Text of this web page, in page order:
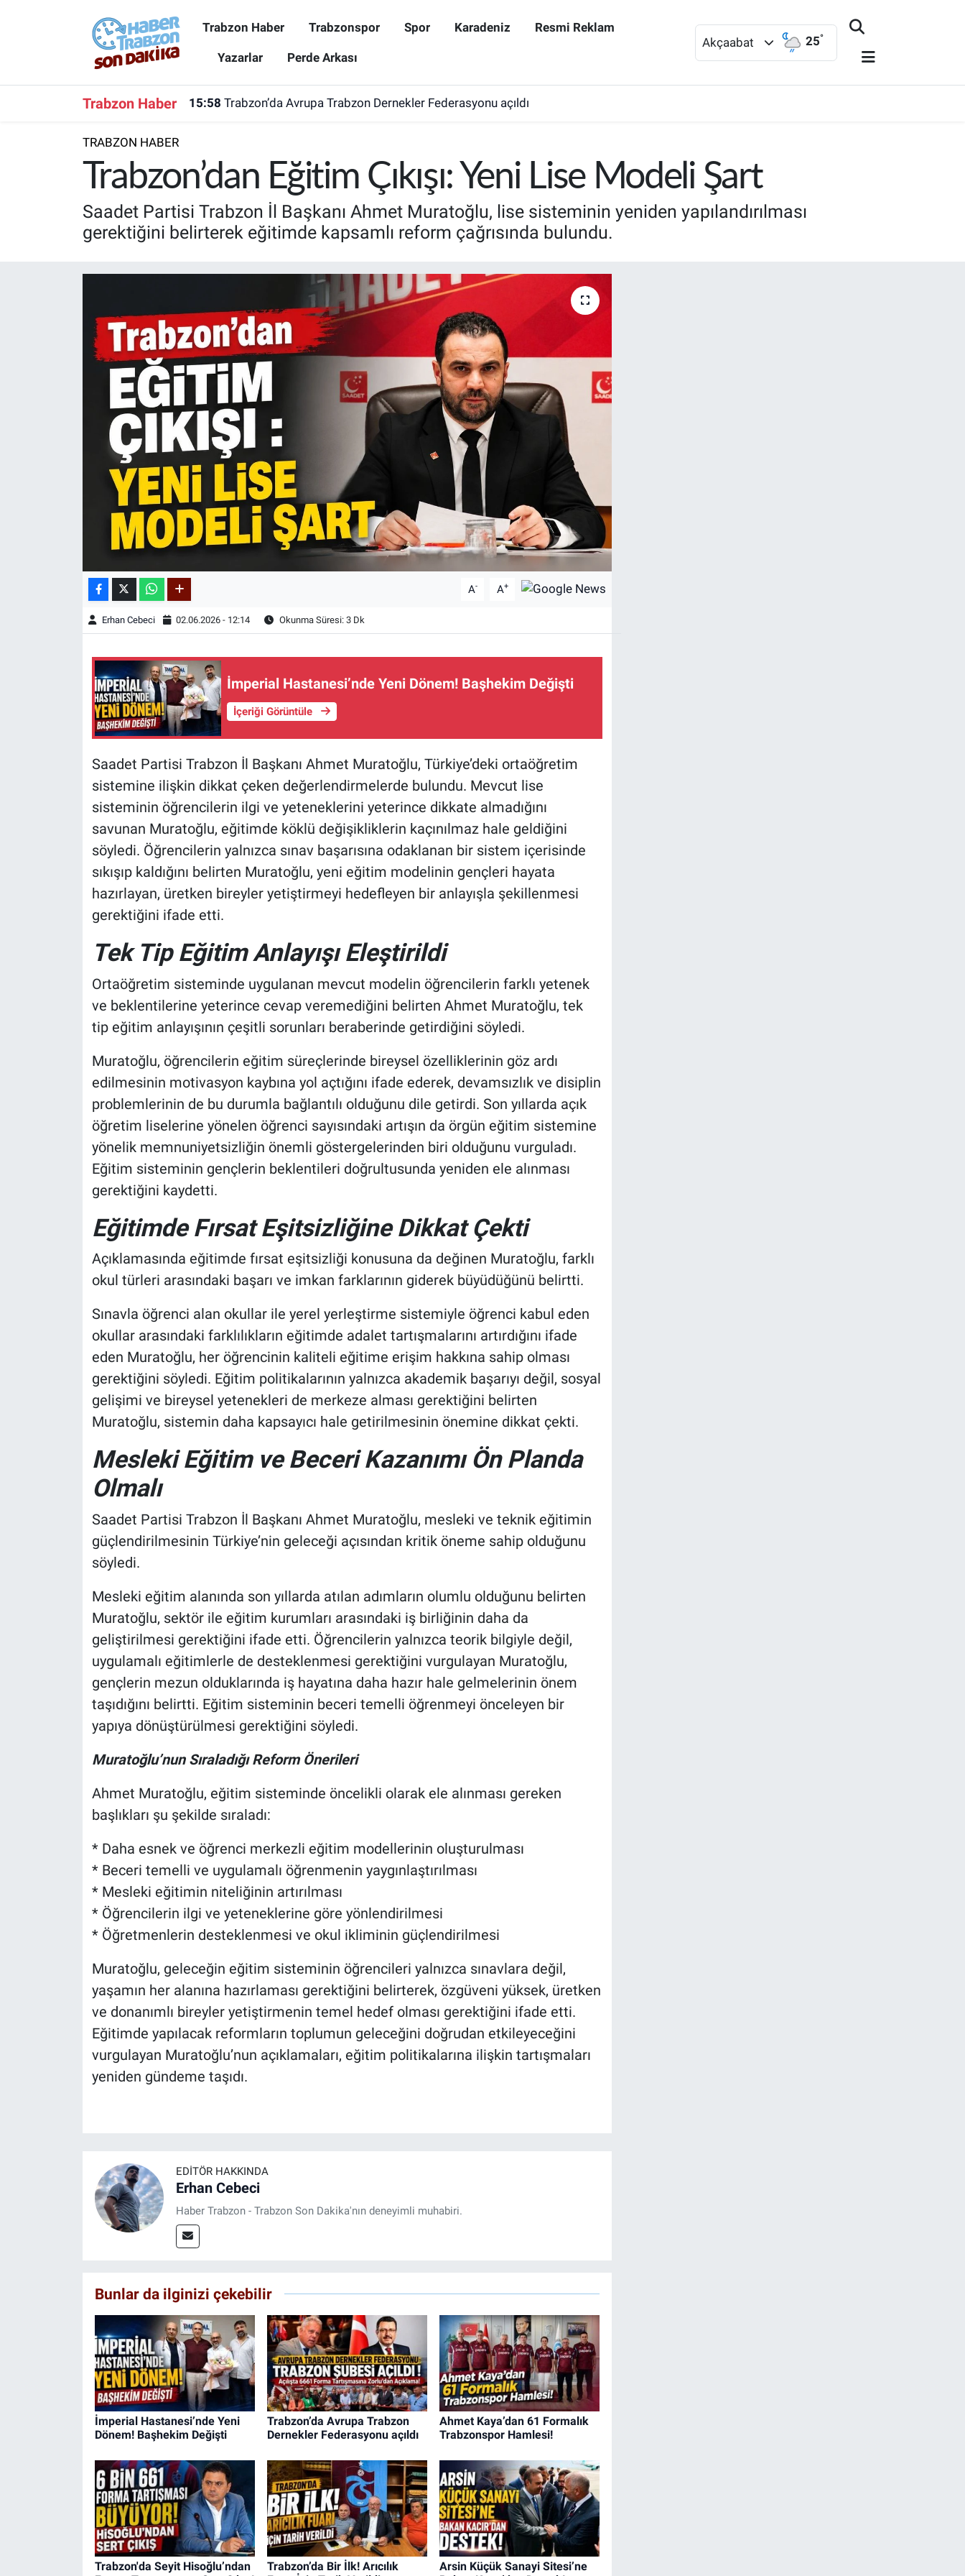
Trabzon Haber Trabzonspor Spor Karadeniz Resmi Reklam
Yazarlar Perde Arkası
Akçaabat 25°
Trabzon Haber 15:58 Trabzon’da Avrupa Trabzon Dernekler Federasyonu açıldı
TRABZON HABER
Trabzon’dan Eğitim Çıkışı: Yeni Lise Modeli Şart
Saadet Partisi Trabzon İl Başkanı Ahmet Muratoğlu, lise sisteminin yeniden yapılandırılması
gerektiğini belirterek eğitimde kapsamlı reform çağrısında bulundu.
A- A+
Erhan Cebeci 02.06.2026 - 12:14 Okunma Süresi: 3 Dk
İmperial Hastanesi’nde Yeni Dönem! Başhekim Değişti
İçeriği Görüntüle
Saadet Partisi Trabzon İl Başkanı Ahmet Muratoğlu, Türkiye’deki ortaöğretim
sistemine ilişkin dikkat çeken değerlendirmelerde bulundu. Mevcut lise
sisteminin öğrencilerin ilgi ve yeteneklerini yeterince dikkate almadığını
savunan Muratoğlu, eğitimde köklü değişikliklerin kaçınılmaz hale geldiğini
söyledi. Öğrencilerin yalnızca sınav başarısına odaklanan bir sistem içerisinde
sıkışıp kaldığını belirten Muratoğlu, yeni eğitim modelinin gençleri hayata
hazırlayan, üretken bireyler yetiştirmeyi hedefleyen bir anlayışla şekillenmesi
gerektiğini ifade etti.
Tek Tip Eğitim Anlayışı Eleştirildi
Ortaöğretim sisteminde uygulanan mevcut modelin öğrencilerin farklı yetenek
ve beklentilerine yeterince cevap veremediğini belirten Ahmet Muratoğlu, tek
tip eğitim anlayışının çeşitli sorunları beraberinde getirdiğini söyledi.
Muratoğlu, öğrencilerin eğitim süreçlerinde bireysel özelliklerinin göz ardı
edilmesinin motivasyon kaybına yol açtığını ifade ederek, devamsızlık ve disiplin
problemlerinin de bu durumla bağlantılı olduğunu dile getirdi. Son yıllarda açık
öğretim liselerine yönelen öğrenci sayısındaki artışın da örgün eğitim sistemine
yönelik memnuniyetsizliğin önemli göstergelerinden biri olduğunu vurguladı.
Eğitim sisteminin gençlerin beklentileri doğrultusunda yeniden ele alınması
gerektiğini kaydetti.
Eğitimde Fırsat Eşitsizliğine Dikkat Çekti
Açıklamasında eğitimde fırsat eşitsizliği konusuna da değinen Muratoğlu, farklı
okul türleri arasındaki başarı ve imkan farklarının giderek büyüdüğünü belirtti.
Sınavla öğrenci alan okullar ile yerel yerleştirme sistemiyle öğrenci kabul eden
okullar arasındaki farklılıkların eğitimde adalet tartışmalarını artırdığını ifade
eden Muratoğlu, her öğrencinin kaliteli eğitime erişim hakkına sahip olması
gerektiğini söyledi. Eğitim politikalarının yalnızca akademik başarıyı değil, sosyal
gelişimi ve bireysel yetenekleri de merkeze alması gerektiğini belirten
Muratoğlu, sistemin daha kapsayıcı hale getirilmesinin önemine dikkat çekti.
Mesleki Eğitim ve Beceri Kazanımı Ön Planda
Olmalı
Saadet Partisi Trabzon İl Başkanı Ahmet Muratoğlu, mesleki ve teknik eğitimin
güçlendirilmesinin Türkiye’nin geleceği açısından kritik öneme sahip olduğunu
söyledi.
Mesleki eğitim alanında son yıllarda atılan adımların olumlu olduğunu belirten
Muratoğlu, sektör ile eğitim kurumları arasındaki iş birliğinin daha da
geliştirilmesi gerektiğini ifade etti. Öğrencilerin yalnızca teorik bilgiyle değil,
uygulamalı eğitimlerle de desteklenmesi gerektiğini vurgulayan Muratoğlu,
gençlerin mezun olduklarında iş hayatına daha hazır hale gelmelerinin önem
taşıdığını belirtti. Eğitim sisteminin beceri temelli öğrenmeyi önceleyen bir
yapıya dönüştürülmesi gerektiğini söyledi.
Muratoğlu’nun Sıraladığı Reform Önerileri
Ahmet Muratoğlu, eğitim sisteminde öncelikli olarak ele alınması gereken
başlıkları şu şekilde sıraladı:
* Daha esnek ve öğrenci merkezli eğitim modellerinin oluşturulması
* Beceri temelli ve uygulamalı öğrenmenin yaygınlaştırılması
* Mesleki eğitimin niteliğinin artırılması
* Öğrencilerin ilgi ve yeteneklerine göre yönlendirilmesi
* Öğretmenlerin desteklenmesi ve okul ikliminin güçlendirilmesi
Muratoğlu, geleceğin eğitim sisteminin öğrencileri yalnızca sınavlara değil,
yaşamın her alanına hazırlaması gerektiğini belirterek, özgüveni yüksek, üretken
ve donanımlı bireyler yetiştirmenin temel hedef olması gerektiğini ifade etti.
Eğitimde yapılacak reformların toplumun geleceğini doğrudan etkileyeceğini
vurgulayan Muratoğlu’nun açıklamaları, eğitim politikalarına ilişkin tartışmaları
yeniden gündeme taşıdı.
EDITÖR HAKKINDA
Erhan Cebeci
Haber Trabzon - Trabzon Son Dakika'nın deneyimli muhabiri.
Bunlar da ilginizi çekebilir
İmperial Hastanesi’nde Yeni
Dönem! Başhekim Değişti
Trabzon’da Avrupa Trabzon
Dernekler Federasyonu açıldı
Ahmet Kaya’dan 61 Formalık
Trabzonspor Hamlesi!
Trabzon'da Seyit Hisoğlu’ndan
Trabzon’da Bir İlk! Arıcılık
Arsin Küçük Sanayi Sitesi’ne
Trabzon Haber
Karadeniz
Resmi Reklam
Yazarlar
Perde Arkası
Trabzon Nöbetçi Eczaneler
Trabzon Trafik Yoğunluk Haritası
Süper Lig Puan Durumu ve Fikstür
Tüm Manşetler
Son Dakika Haberleri